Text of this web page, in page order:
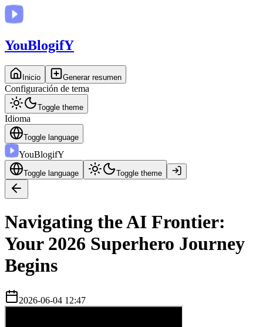
YouBlogifY
Inicio Generar resumen
Configuración de tema
Toggle theme
Idioma
Toggle language
YouBlogifY
Toggle language Toggle theme
Navigating the AI Frontier:
Your 2026 Superhero Journey
Begins
2026-06-04 12:47